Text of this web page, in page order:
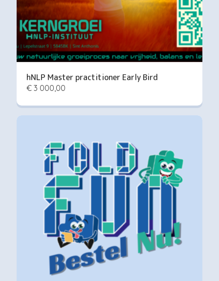
hNLP Master practitioner Early Bird
€ 3 000,00